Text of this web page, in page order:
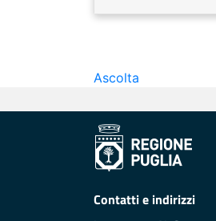
Ascolta
Contatti e indirizzi